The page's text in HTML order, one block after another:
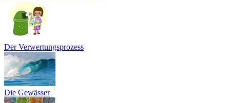
Der Verwertungsprozess
Die Gewässer